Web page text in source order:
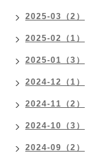
2025-03（2）
2025-02（1）
2025-01（3）
2024-12（1）
2024-11（2）
2024-10（3）
2024-09（2）